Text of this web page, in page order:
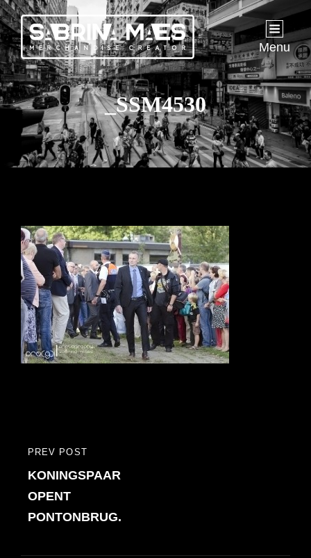
Menu
_SSM4530
Bericht
navigatie
PREVIOUS
POST
PREV POST
KONINGSPAAR
OPENT
PONTONBRUG.